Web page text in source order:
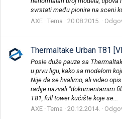
svrstati među pionire na sceni
AXE Tema 20.08.2015.
Thermaltake Urban T81
Posle duže pauze sa
u prvu ligu, kako sa modelom
Nije da se hvalimo, ali video
radije nazvali "dokumentarnim
T81, full tower kućište koje se...
AXE Tema 20.12.2014.